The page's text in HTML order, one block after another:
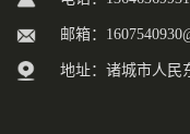
邮箱：
地址：诸城市人民